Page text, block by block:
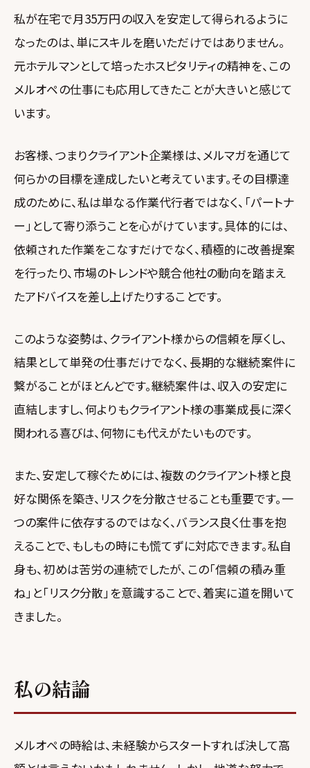
私が在宅で月35万円の収入を安定して得られるように
なったのは、単にスキルを磨いただけではありません。
元ホテルマンとして培ったホスピタリティの精神を、この
メルオペの仕事にも応用してきたことが大きいと感じて
います。
お客様、つまりクライアント企業様は、メルマガを通じて
何らかの目標を達成したいと考えています。その目標達
成のために、私は単なる作業代行者ではなく、「パートナ
ー」として寄り添うことを心がけています。具体的には、
依頼された作業をこなすだけでなく、積極的に改善提案
を行ったり、市場のトレンドや競合他社の動向を踏まえ
たアドバイスを差し上げたりすることです。
このような姿勢は、クライアント様からの信頼を厚くし、
結果として単発の仕事だけでなく、長期的な継続案件に
繋がることがほとんどです。継続案件は、収入の安定に
直結しますし、何よりもクライアント様の事業成長に深く
関われる喜びは、何物にも代えがたいものです。
また、安定して稼ぐためには、複数のクライアント様と良
好な関係を築き、リスクを分散させることも重要です。一
つの案件に依存するのではなく、バランス良く仕事を抱
えることで、もしもの時にも慌てずに対応できます。私自
身も、初めは苦労の連続でしたが、この「信頼の積み重
ね」と「リスク分散」を意識することで、着実に道を開いて
きました。
私の結論
メルオペの時給は、未経験からスタートすれば決して高